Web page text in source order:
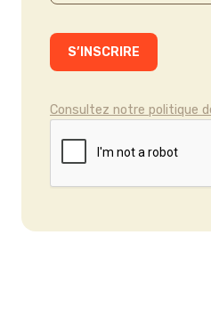
Consultez notre politique